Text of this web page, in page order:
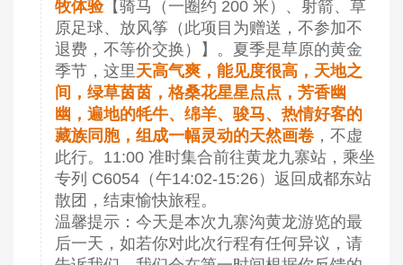
牧体验【骑马（一圈约 200 米）、射箭、草
原足球、放风筝（此项目为赠送，不参加不
退费，不等价交换）】。夏季是草原的黄金
季节，这里天高气爽，能见度很高，天地之
间，绿草茵茵，格桑花星星点点，芳香幽
幽，遍地的牦牛、绵羊、骏马、热情好客的
藏族同胞，组成一幅灵动的天然画卷 ，不虚
此行。11:00 准时集合前往黄龙九寨站，乘坐
专列 C6054（午14:02-15:26）返回成都东站
散团，结束愉快旅程。
温馨提示：今天是本次九寨沟黄龙游览的最
后一天，如若你对此次行程有任何异议，请